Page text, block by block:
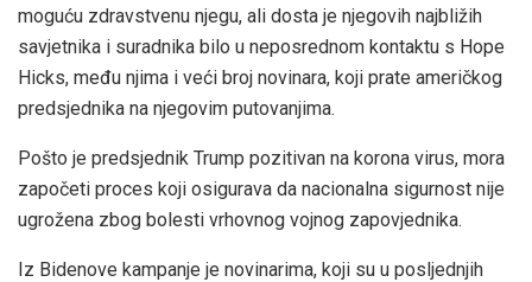
moguću zdravstvenu njegu, ali dosta je njegovih najbližih
savjetnika i suradnika bilo u neposrednom kontaktu s Hope
Hicks, među njima i veći broj novinara, koji prate američkog
predsjednika na njegovim putovanjima.
Pošto je predsjednik Trump pozitivan na korona virus, mora
započeti proces koji osigurava da nacionalna sigurnost nije
ugrožena zbog bolesti vrhovnog vojnog zapovjednika.
Iz Bidenove kampanje je novinarima, koji su u posljednjih